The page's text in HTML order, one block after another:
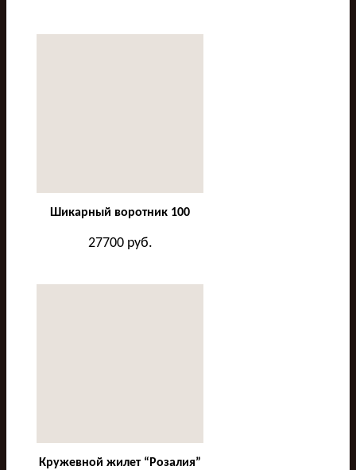
Шикарный воротник 100
27700руб.
Кружевной жилет “Розалия”